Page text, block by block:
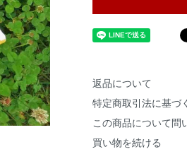
返品について
特定商取引法に基づ
この商品について問
買い物を続ける